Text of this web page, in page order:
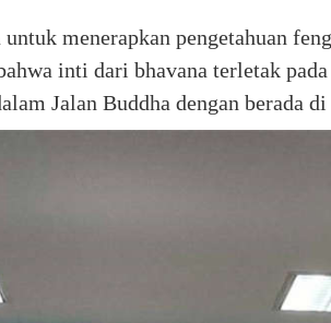
menerapkan pengetahuan
inti dari bhavana terletak
Jalan Buddha dengan berada